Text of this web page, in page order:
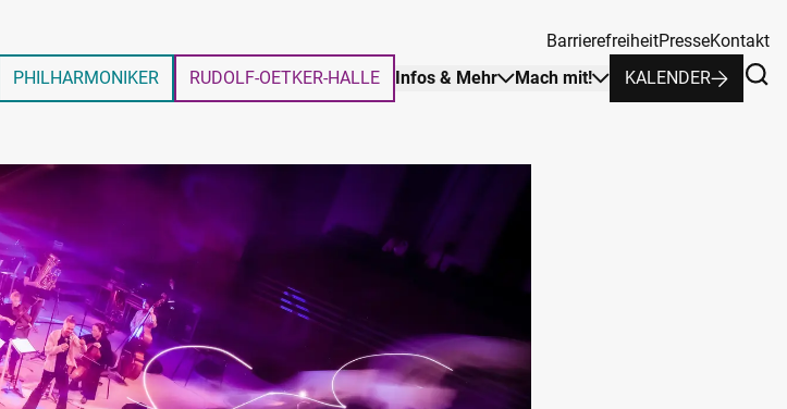
PHILHARMONIKER RUDOLF-OETKER-HALLE Infos & Mehr Mach mit! KALENDER
BarrierefreiheitPresseKontakt